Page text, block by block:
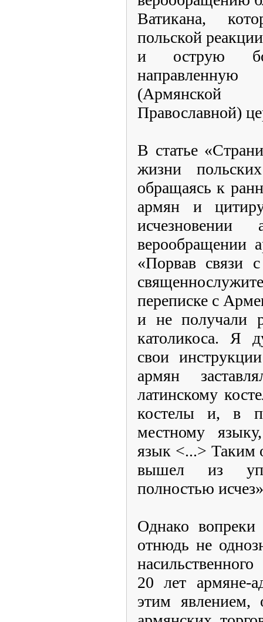
Ватикана,
польской
и острую
Православной)
В статье
жизни
обращаясь к
армян и
верообращении
«Порвав связи
переписке с
и не получали
католикоса. Я
свои
армян
латинскому
костелы и, в
местному
язык <...> Таким
вышел из
полностью
Однако
отнюдь не
20 лет армяне-
этим явлением,